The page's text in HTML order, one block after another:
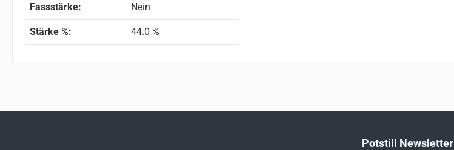
Fassstärke: Nein
Stärke %: 44.0 %
Potstill Newsletter